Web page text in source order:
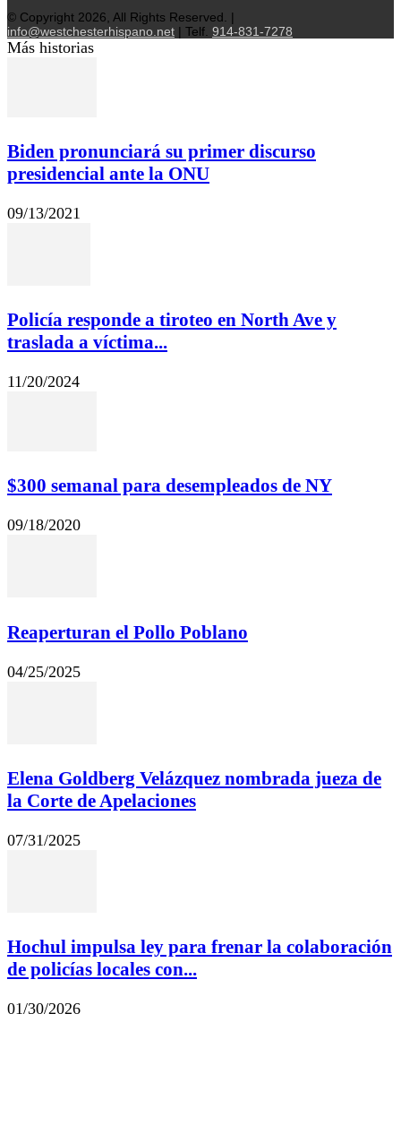
© Copyright 2026, All Rights Reserved. |
info@westchesterhispano.net | Telf. 914-831-7278
Más historias
Biden pronunciará su primer discurso
presidencial ante la ONU
09/13/2021
Policía responde a tiroteo en North Ave y
traslada a víctima...
11/20/2024
$300 semanal para desempleados de NY
09/18/2020
Reaperturan el Pollo Poblano
04/25/2025
Elena Goldberg Velázquez nombrada jueza de
la Corte de Apelaciones
07/31/2025
Hochul impulsa ley para frenar la colaboración
de policías locales con...
01/30/2026